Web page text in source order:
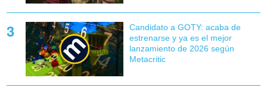
Candidato a GOTY: acaba de
estrenarse y ya es el mejor
lanzamiento de 2026 según
Metacritic